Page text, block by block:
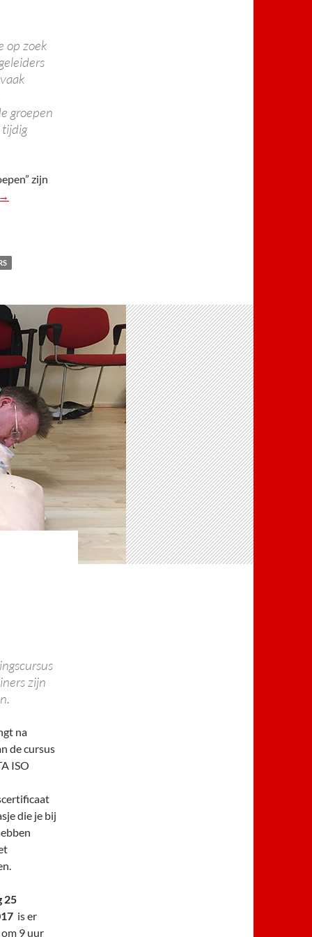
op zoek
groepen
zijn
Begeleiders gevraagd!
→
zijn
na
de cursus
ISO
die je bij
25
is er
9 uur